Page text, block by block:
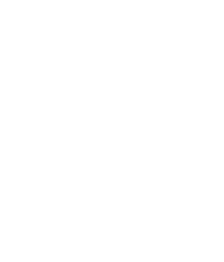
能作为各用电、用水单位的考核
系统集成于综合监控系统，由
现用电分项计量，对各计量
是整个能耗管理平台进行数据
室内，该系统集成在综合监控
、综合监控通信服务器、交换机
行网络能耗数据进行采集、存